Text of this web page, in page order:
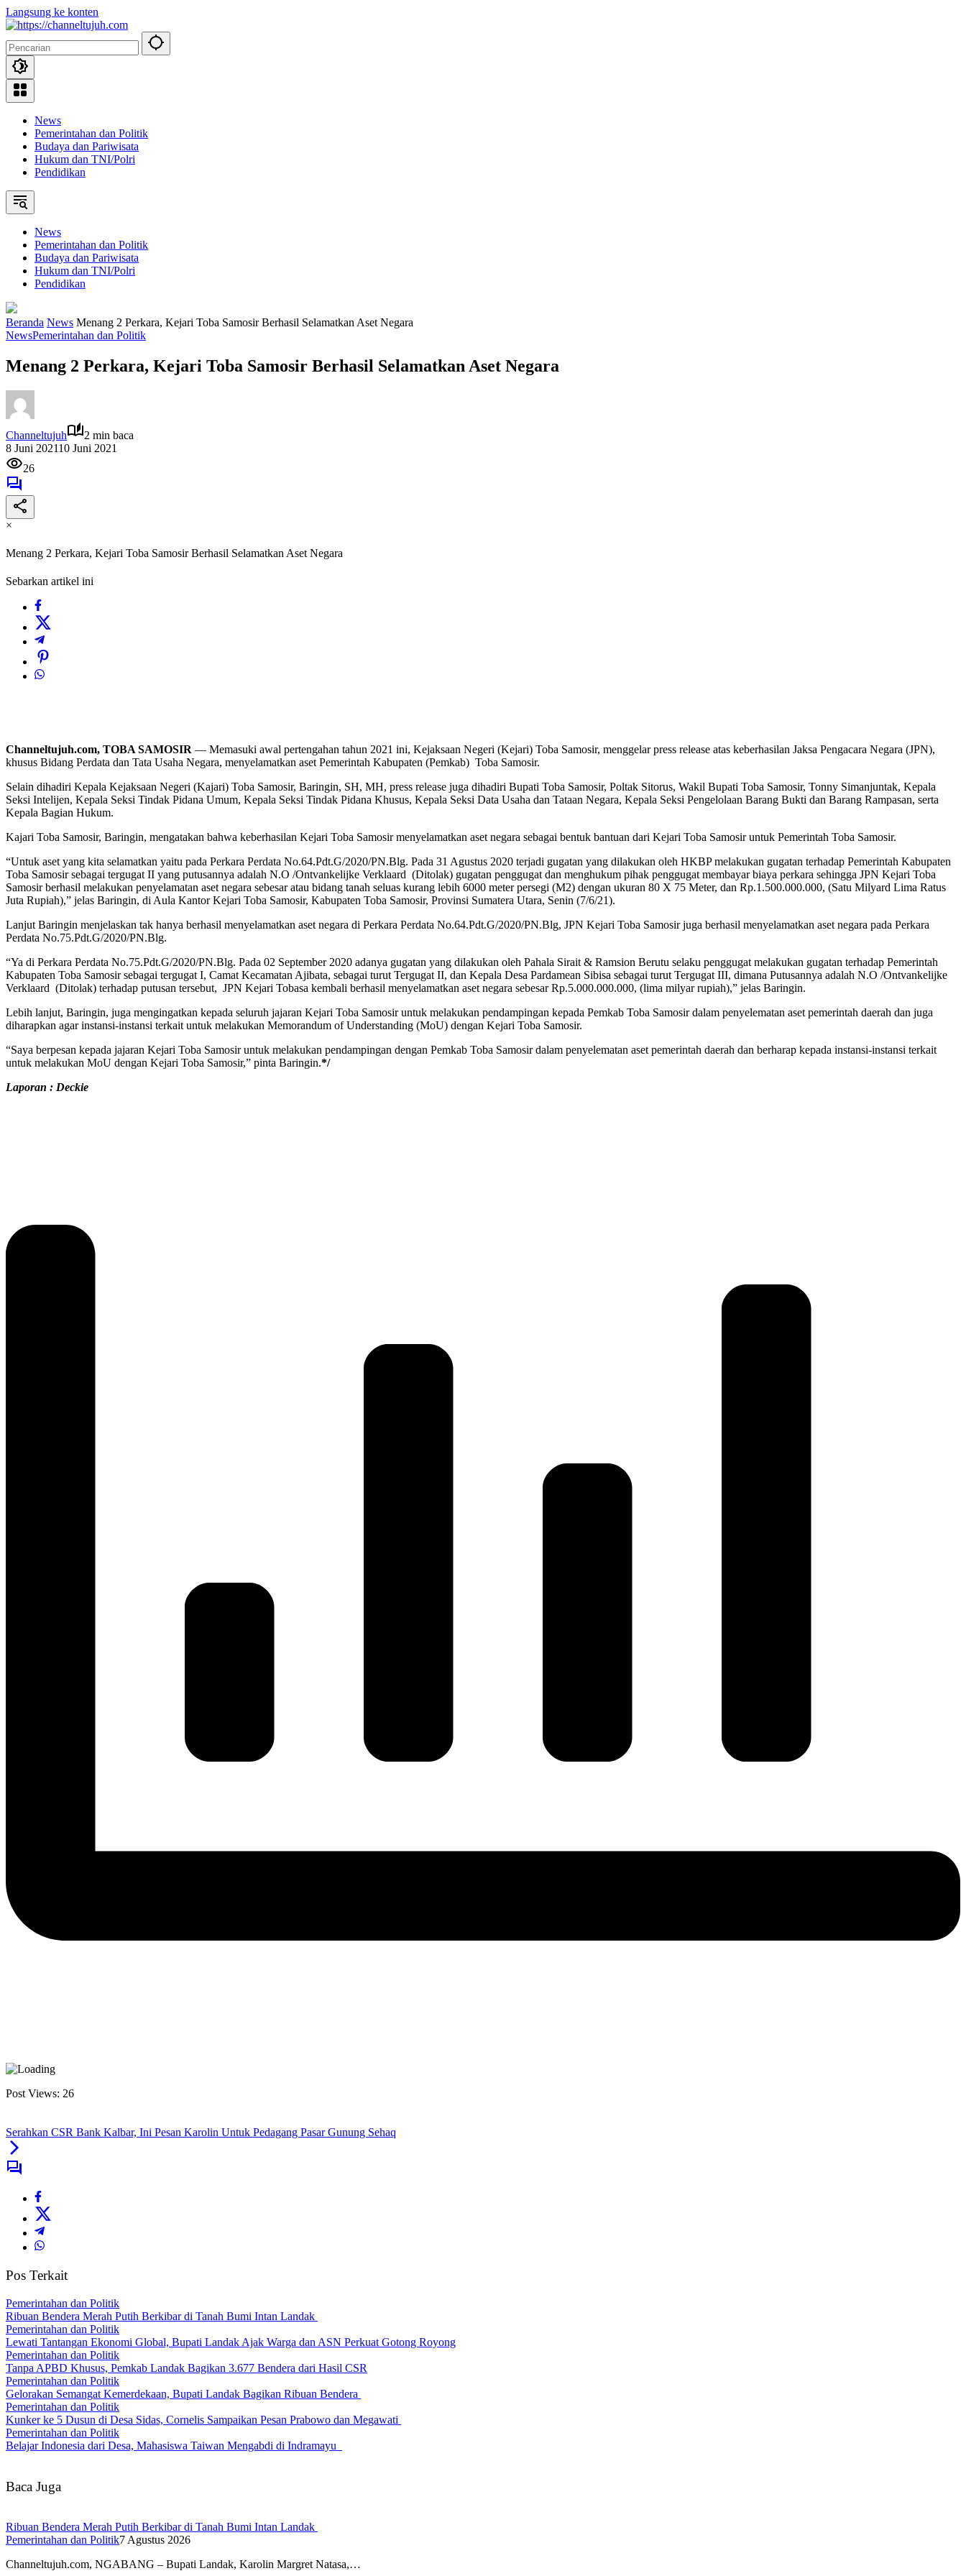
Langsung ke konten
News
Pemerintahan dan Politik
Budaya dan Pariwisata
Hukum dan TNI/Polri
Pendidikan
News
Pemerintahan dan Politik
Budaya dan Pariwisata
Hukum dan TNI/Polri
Pendidikan
Beranda News Menang 2 Perkara, Kejari Toba Samosir Berhasil Selamatkan Aset Negara
NewsPemerintahan dan Politik
Menang 2 Perkara, Kejari Toba Samosir Berhasil Selamatkan Aset Negara
Channeltujuh
2 min baca
8 Juni 202110 Juni 2021
26
×
Menang 2 Perkara, Kejari Toba Samosir Berhasil Selamatkan Aset Negara
Sebarkan artikel ini
Channeltujuh.com, TOBA SAMOSIR — Memasuki awal pertengahan tahun 2021 ini, Kejaksaan Negeri (Kejari) Toba Samosir, menggelar press release atas keberhasilan Jaksa Pengacara Negara (JPN),
khusus Bidang Perdata dan Tata Usaha Negara, menyelamatkan aset Pemerintah Kabupaten (Pemkab) Toba Samosir.
Selain dihadiri Kepala Kejaksaan Negeri (Kajari) Toba Samosir, Baringin, SH, MH, press release juga dihadiri Bupati Toba Samosir, Poltak Sitorus, Wakil Bupati Toba Samosir, Tonny Simanjuntak, Kepala
Seksi Intelijen, Kepala Seksi Tindak Pidana Umum, Kepala Seksi Tindak Pidana Khusus, Kepala Seksi Data Usaha dan Tataan Negara, Kepala Seksi Pengelolaan Barang Bukti dan Barang Rampasan, serta
Kepala Bagian Hukum.
Kajari Toba Samosir, Baringin, mengatakan bahwa keberhasilan Kejari Toba Samosir menyelamatkan aset negara sebagai bentuk bantuan dari Kejari Toba Samosir untuk Pemerintah Toba Samosir.
“Untuk aset yang kita selamatkan yaitu pada Perkara Perdata No.64.Pdt.G/2020/PN.Blg. Pada 31 Agustus 2020 terjadi gugatan yang dilakukan oleh HKBP melakukan gugatan terhadap Pemerintah Kabupaten
Toba Samosir sebagai tergugat II yang putusannya adalah N.O /Ontvankelijke Verklaard (Ditolak) gugatan penggugat dan menghukum pihak penggugat membayar biaya perkara sehingga JPN Kejari Toba
Samosir berhasil melakukan penyelamatan aset negara sebesar atau bidang tanah seluas kurang lebih 6000 meter persegi (M2) dengan ukuran 80 X 75 Meter, dan Rp.1.500.000.000, (Satu Milyard Lima Ratus
Juta Rupiah),” jelas Baringin, di Aula Kantor Kejari Toba Samosir, Kabupaten Toba Samosir, Provinsi Sumatera Utara, Senin (7/6/21).
Lanjut Baringin menjelaskan tak hanya berhasil menyelamatkan aset negara di Perkara Perdata No.64.Pdt.G/2020/PN.Blg, JPN Kejari Toba Samosir juga berhasil menyelamatkan aset negara pada Perkara
Perdata No.75.Pdt.G/2020/PN.Blg.
“Ya di Perkara Perdata No.75.Pdt.G/2020/PN.Blg. Pada 02 September 2020 adanya gugatan yang dilakukan oleh Pahala Sirait & Ramsion Berutu selaku penggugat melakukan gugatan terhadap Pemerintah
Kabupaten Toba Samosir sebagai tergugat I, Camat Kecamatan Ajibata, sebagai turut Tergugat II, dan Kepala Desa Pardamean Sibisa sebagai turut Tergugat III, dimana Putusannya adalah N.O /Ontvankelijke
Verklaard (Ditolak) terhadap putusan tersebut, JPN Kejari Tobasa kembali berhasil menyelamatkan aset negara sebesar Rp.5.000.000.000, (lima milyar rupiah),” jelas Baringin.
Lebih lanjut, Baringin, juga mengingatkan kepada seluruh jajaran Kejari Toba Samosir untuk melakukan pendampingan kepada Pemkab Toba Samosir dalam penyelematan aset pemerintah daerah dan juga
diharapkan agar instansi-instansi terkait untuk melakukan Memorandum of Understanding (MoU) dengan Kejari Toba Samosir.
“Saya berpesan kepada jajaran Kejari Toba Samosir untuk melakukan pendampingan dengan Pemkab Toba Samosir dalam penyelematan aset pemerintah daerah dan berharap kepada instansi-instansi terkait
untuk melakukan MoU dengan Kejari Toba Samosir,” pinta Baringin.*/
Laporan : Deckie
Post Views: 26
Serahkan CSR Bank Kalbar, Ini Pesan Karolin Untuk Pedagang Pasar Gunung Sehaq
Pos Terkait
Pemerintahan dan Politik
Ribuan Bendera Merah Putih Berkibar di Tanah Bumi Intan Landak
Pemerintahan dan Politik
Lewati Tantangan Ekonomi Global, Bupati Landak Ajak Warga dan ASN Perkuat Gotong Royong
Pemerintahan dan Politik
Tanpa APBD Khusus, Pemkab Landak Bagikan 3.677 Bendera dari Hasil CSR
Pemerintahan dan Politik
Gelorakan Semangat Kemerdekaan, Bupati Landak Bagikan Ribuan Bendera
Pemerintahan dan Politik
Kunker ke 5 Dusun di Desa Sidas, Cornelis Sampaikan Pesan Prabowo dan Megawati
Pemerintahan dan Politik
Belajar Indonesia dari Desa, Mahasiswa Taiwan Mengabdi di Indramayu
Baca Juga
Ribuan Bendera Merah Putih Berkibar di Tanah Bumi Intan Landak
Pemerintahan dan Politik7 Agustus 2026
Channeltujuh.com, NGABANG – Bupati Landak, Karolin Margret Natasa,…